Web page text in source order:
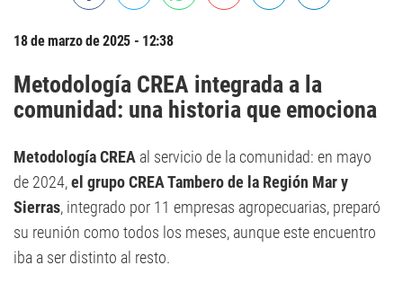
18 de marzo de 2025 - 12:38
Metodología CREA integrada a la
comunidad: una historia que emociona
Metodología CREA al servicio de la comunidad: en mayo
de 2024,el grupo CREA Tambero de la Región Mar y
Sierras, integrado por 11 empresas agropecuarias, preparó
su reunión como todos los meses, aunque este encuentro
iba a ser distinto al resto.